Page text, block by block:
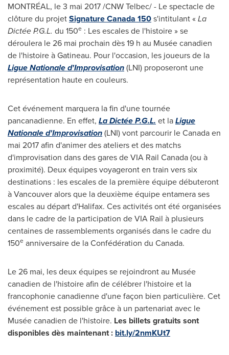
MONTRÉAL, le 3 mai 2017 /CNW Telbec/ - Le spectacle de
clôture du projetSignature Canada 150s'intitulant «La
Dictée P.G.L. du 150e : Les escales de l'histoire » se
déroulera le 26 mai prochain dès 19 h au Musée canadien
de l'histoire àGatineau. Pour l'occasion, les joueurs de la
Ligue Nationale d'Improvisation(LNI) proposeront une
représentation haute en couleurs.
Cet événement marquera la fin d'une tournée
pancanadienne. En effet, La Dictée P.G.L. et laLigue
Nationale d'Improvisation(LNI) vont parcourir leCanadaen
mai 2017 afin d'animer des ateliers et des matchs
d'improvisation dans des gares de VIA Rail Canada (ou à
proximité). Deux équipes voyageront en train vers six
destinations : les escales de la première équipe débuteront
àVancouveralors que la deuxième équipe entamera ses
escales au départ d'Halifax. Ces activités ont été organisées
dans le cadre de la participation de VIA Rail à plusieurs
centaines de rassemblements organisés dans le cadre du
150e anniversaire de la Confédération du Canada.
Le 26 mai, les deux équipes se rejoindront au Musée
canadien de l'histoire afin de célébrer l'histoire et la
francophonie canadienne d'une façon bien particulière. Cet
événement est possible grâce à un partenariat avec le
Musée canadien de l'histoire. Les billets gratuits sont
disponibles dès maintenant : bit.ly/2nmKUt7